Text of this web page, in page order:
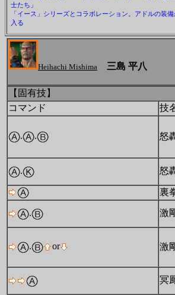
士たち」
「イース」シリーズとコラボレーション。アドルの装備
入る
Heihachi Mishima 三島 平八
【固有技】
コマンド
技
. . 怒
. 怒
裏
. 激
. or 激
冥